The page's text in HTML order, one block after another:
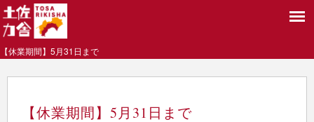
【休業期間】5月31日まで
【休業期間】5月31日まで